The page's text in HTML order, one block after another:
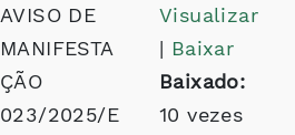
AVISO DE
MANIFESTA
ÇÃO
023/2025/E
Visualizar
| Baixar
Baixado:
10 vezes